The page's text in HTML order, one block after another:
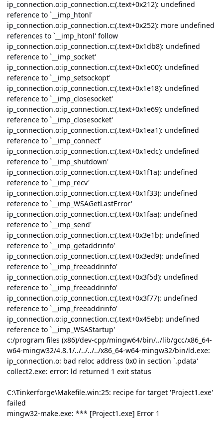
ip_connection.o:ip_connection.c:(.text+0x212): undefined
reference to `__imp_htonl'
ip_connection.o:ip_connection.c:(.text+0x252): more undefined
references to `__imp_htonl' follow
ip_connection.o:ip_connection.c:(.text+0x1db8): undefined
reference to `__imp_socket'
ip_connection.o:ip_connection.c:(.text+0x1e00): undefined
reference to `__imp_setsockopt'
ip_connection.o:ip_connection.c:(.text+0x1e18): undefined
reference to `__imp_closesocket'
ip_connection.o:ip_connection.c:(.text+0x1e69): undefined
reference to `__imp_closesocket'
ip_connection.o:ip_connection.c:(.text+0x1ea1): undefined
reference to `__imp_connect'
ip_connection.o:ip_connection.c:(.text+0x1edc): undefined
reference to `__imp_shutdown'
ip_connection.o:ip_connection.c:(.text+0x1f1a): undefined
reference to `__imp_recv'
ip_connection.o:ip_connection.c:(.text+0x1f33): undefined
reference to `__imp_WSAGetLastError'
ip_connection.o:ip_connection.c:(.text+0x1faa): undefined
reference to `__imp_send'
ip_connection.o:ip_connection.c:(.text+0x3e1b): undefined
reference to `__imp_getaddrinfo'
ip_connection.o:ip_connection.c:(.text+0x3ed9): undefined
reference to `__imp_freeaddrinfo'
ip_connection.o:ip_connection.c:(.text+0x3f5d): undefined
reference to `__imp_freeaddrinfo'
ip_connection.o:ip_connection.c:(.text+0x3f77): undefined
reference to `__imp_freeaddrinfo'
ip_connection.o:ip_connection.c:(.text+0x45eb): undefined
reference to `__imp_WSAStartup'
c:/program files (x86)/dev-cpp/mingw64/bin/../lib/gcc/x86_64-
w64-mingw32/4.8.1/../../../../x86_64-w64-mingw32/bin/ld.exe:
ip_connection.o: bad reloc address 0x0 in section `.pdata'
collect2.exe: error: ld returned 1 exit status
C:\Tinkerforge\Makefile.win:25: recipe for target 'Project1.exe'
failed
mingw32-make.exe: *** [Project1.exe] Error 1